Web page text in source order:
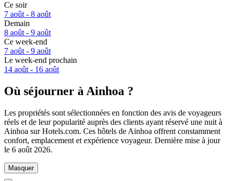
Ce soir
7 août - 8 août
Demain
8 août - 9 août
Ce week-end
7 août - 9 août
Le week-end prochain
14 août - 16 août
Où séjourner à Ainhoa ?
Les propriétés sont sélectionnées en fonction des avis de voyageurs
réels et de leur popularité auprès des clients ayant réservé une nuit à
Ainhoa sur Hotels.com. Ces hôtels de Ainhoa offrent constamment
confort, emplacement et expérience voyageur. Dernière mise à jour
le 6 août 2026.
Masquer